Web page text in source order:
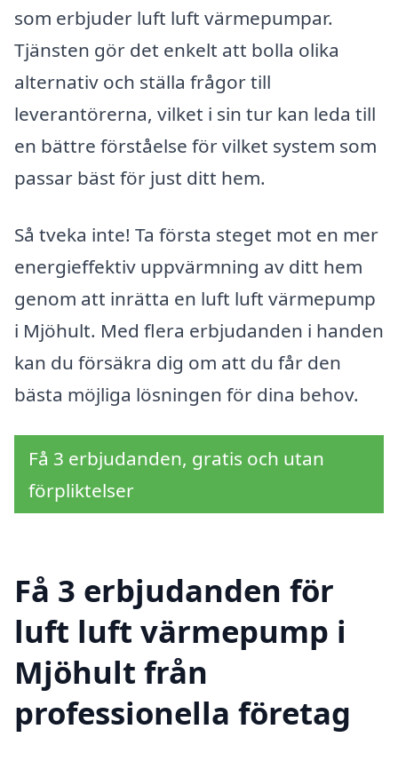
som erbjuder luft luft värmepumpar.
Tjänsten gör det enkelt att bolla olika
alternativ och ställa frågor till
leverantörerna, vilket i sin tur kan leda till
en bättre förståelse för vilket system som
passar bäst för just ditt hem.
Så tveka inte! Ta första steget mot en mer
energieffektiv uppvärmning av ditt hem
genom att inrätta en luft luft värmepump
i Mjöhult. Med flera erbjudanden i handen
kan du försäkra dig om att du får den
bästa möjliga lösningen för dina behov.
Få 3 erbjudanden, gratis och utan
förpliktelser
Få 3 erbjudanden för
luft luft värmepump i
Mjöhult från
professionella företag